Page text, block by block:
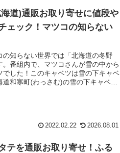
道)通販お取り寄せに値段や
ェック！マツコの知らない
知らない世界では「北海道の冬野
番組内で、マツコさんが雪の中から
した！このキャベツは雪の下キャベ
和寒町(わっさむ)の雪の下キャベツ
2022.02.22 2026.08.01
テを通販お取り寄せ！ふる